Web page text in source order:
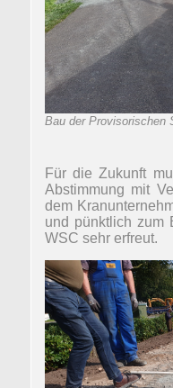
Bau der Provisorischen
Für die Zukunft
Abstimmung mit
dem
und pünktlich zum
WSC sehr erfreut.